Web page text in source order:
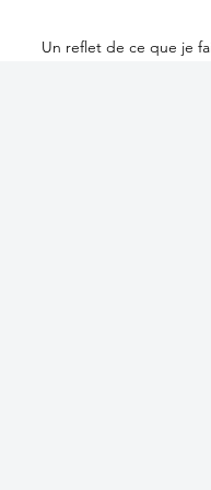
Un reflet de ce que je